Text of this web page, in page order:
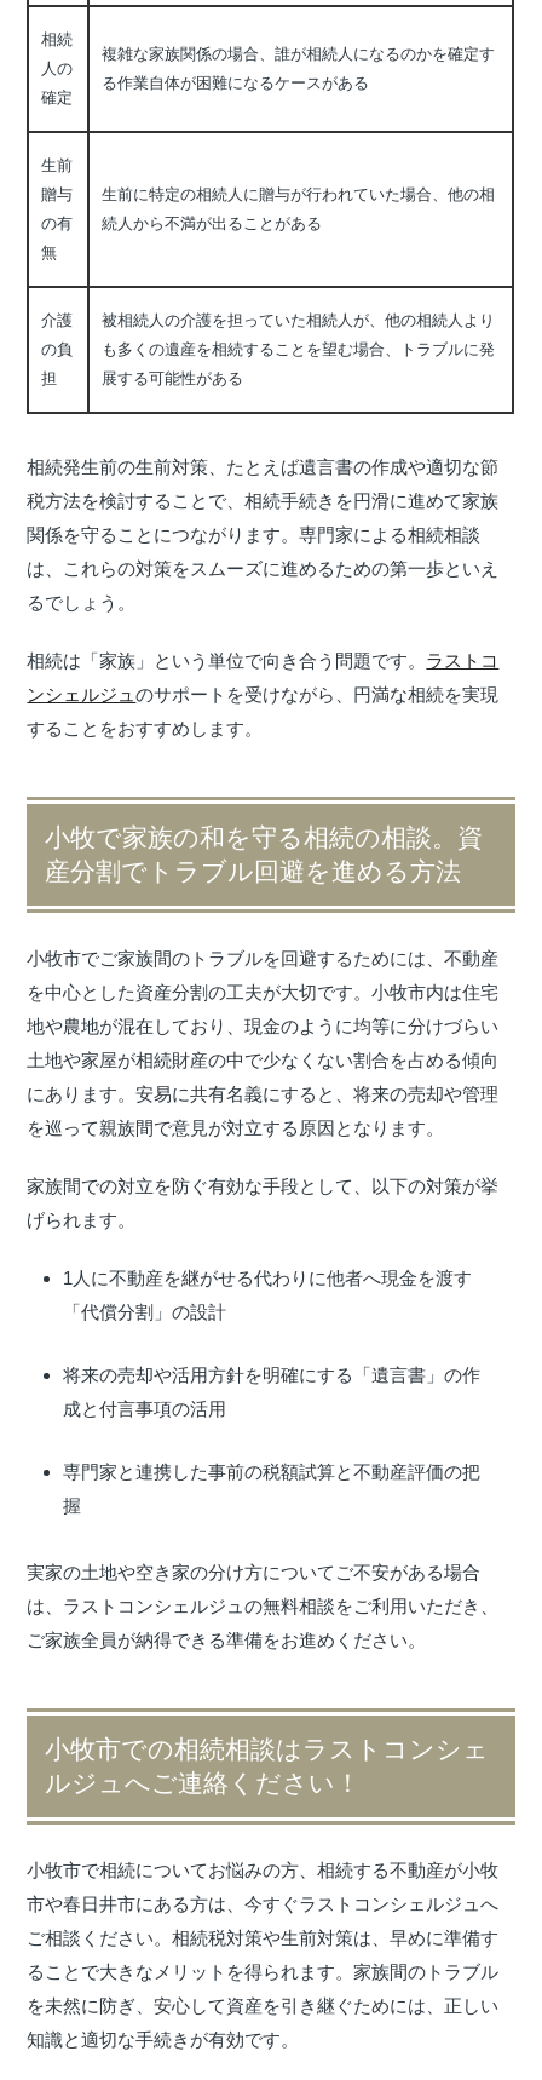
相続
人の
確定
複雑な家族関係の場合、誰が相続人になるのかを確定す
る作業自体が困難になるケースがある
生前
贈与
の有
無
生前に特定の相続人に贈与が行われていた場合、他の相
続人から不満が出ることがある
介護
の負
担
被相続人の介護を担っていた相続人が、他の相続人より
も多くの遺産を相続することを望む場合、トラブルに発
展する可能性がある
相続発生前の生前対策、たとえば遺言書の作成や適切な節
税方法を検討することで、相続手続きを円滑に進めて家族
関係を守ることにつながります。専門家による相続相談
は、これらの対策をスムーズに進めるための第一歩といえ
るでしょう。
相続は「家族」という単位で向き合う問題です。 ラストコ
ンシェルジュのサポートを受けながら、円満な相続を実現
することをおすすめします。
小牧で家族の和を守る相続の相談。資
産分割でトラブル回避を進める方法
小牧市でご家族間のトラブルを回避するためには、不動産
を中心とした資産分割の工夫が大切です。小牧市内は住宅
地や農地が混在しており、現金のように均等に分けづらい
土地や家屋が相続財産の中で少なくない割合を占める傾向
にあります。安易に共有名義にすると、将来の売却や管理
を巡って親族間で意見が対立する原因となります。
家族間での対立を防ぐ有効な手段として、以下の対策が挙
げられます。
1人に不動産を継がせる代わりに他者へ現金を渡す
「代償分割」の設計
将来の売却や活用方針を明確にする「遺言書」の作
成と付言事項の活用
専門家と連携した事前の税額試算と不動産評価の把
握
実家の土地や空き家の分け方についてご不安がある場合
は、ラストコンシェルジュの無料相談をご利用いただき、
ご家族全員が納得できる準備をお進めください。
小牧市での相続相談はラストコンシェ
ルジュへご連絡ください！
小牧市で相続についてお悩みの方、相続する不動産が小牧
市や春日井市にある方は、今すぐラストコンシェルジュへ
ご相談ください。相続税対策や生前対策は、早めに準備す
ることで大きなメリットを得られます。家族間のトラブル
を未然に防ぎ、安心して資産を引き継ぐためには、正しい
知識と適切な手続きが有効です。